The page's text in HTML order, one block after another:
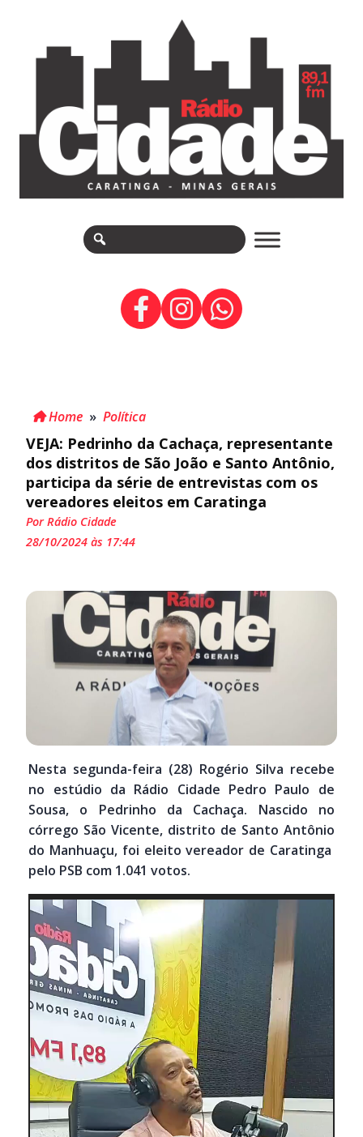
Home » Política
VEJA: Pedrinho da Cachaça, representante
dos distritos de São João e Santo Antônio,
participa da série de entrevistas com os
vereadores eleitos em Caratinga
Por Rádio Cidade
28/10/2024 às 17:44
Nesta segunda-feira (28) Rogério Silva recebe
no estúdio da Rádio Cidade Pedro Paulo de
Sousa, o Pedrinho da Cachaça. Nascido no
córrego São Vicente, distrito de Santo Antônio
do Manhuaçu, foi eleito vereador de Caratinga
pelo PSB com 1.041 votos.
Tocador
de
vídeo